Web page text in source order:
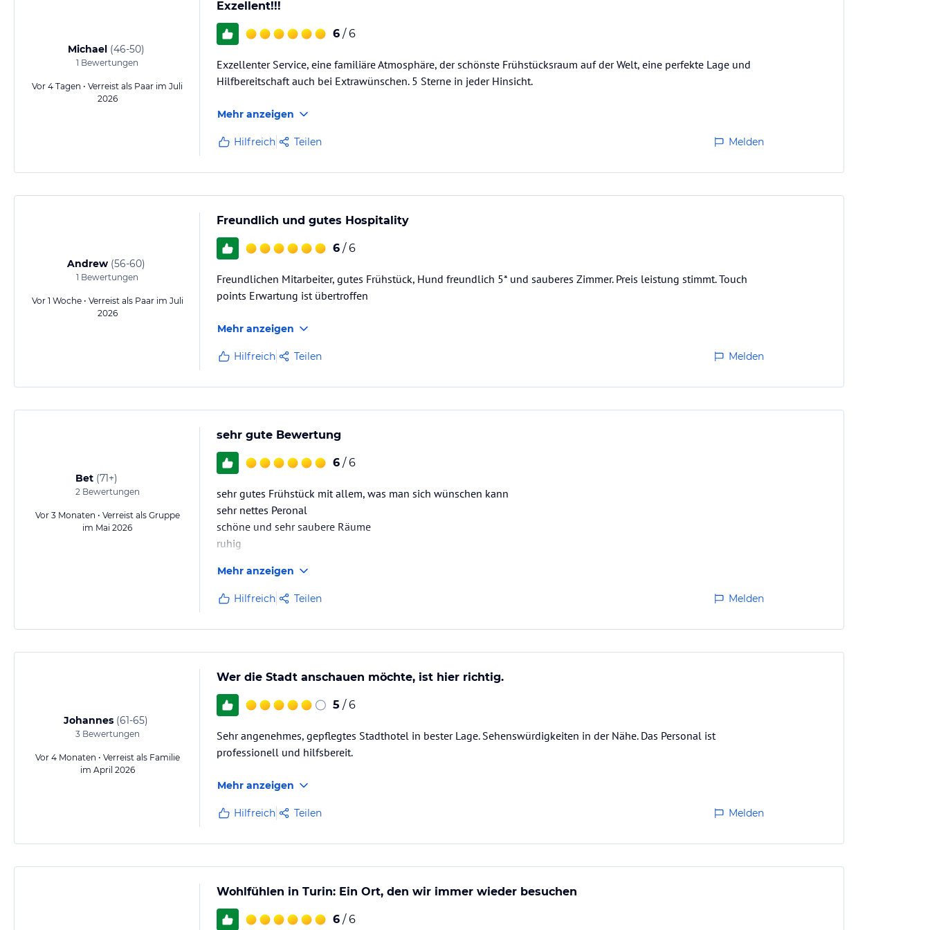
Michael (46-50)
1 Bewertungen
Vor 4 Tagen • Verreist als Paar im Juli
2026
Exzellent!!!
6 / 6
Exzellenter Service, eine familiäre Atmosphäre, der schönste Frühstücksraum auf der Welt, eine perfekte Lage und
Hilfbereitschaft auch bei Extrawünschen. 5 Sterne in jeder Hinsicht.
Mehr anzeigen
Hilfreich Teilen Melden
Andrew (56-60)
1 Bewertungen
Vor 1 Woche • Verreist als Paar im Juli
2026
Freundlich und gutes Hospitality
6 / 6
Freundlichen Mitarbeiter, gutes Frühstück, Hund freundlich 5* und sauberes Zimmer. Preis leistung stimmt. Touch
points Erwartung ist übertroffen
Mehr anzeigen
Hilfreich Teilen Melden
Bet (71+)
2Bewertungen
Vor 3 Monaten • Verreist als Gruppe
im Mai 2026
sehr gute Bewertung
6 / 6
sehr gutes Frühstück mit allem, was man sich wünschen kann
sehr nettes Peronal
schöne und sehr saubere Räume
ruhig
Mehr anzeigen
Hilfreich Teilen Melden
Johannes (61-65)
3Bewertungen
Vor 4 Monaten • Verreist als Familie
im April 2026
Wer die Stadt anschauen möchte, ist hier richtig.
5 / 6
Sehr angenehmes, gepflegtes Stadthotel in bester Lage. Sehenswürdigkeiten in der Nähe. Das Personal ist
professionell und hilfsbereit.
Mehr anzeigen
Hilfreich Teilen Melden
Wohlfühlen in Turin: Ein Ort, den wir immer wieder besuchen
6 / 6